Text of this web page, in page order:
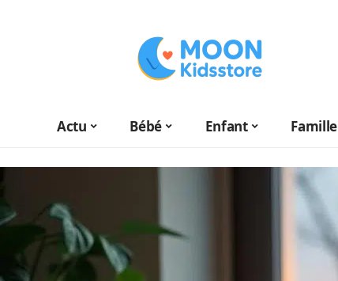
Actu Bébé Enfant Famille